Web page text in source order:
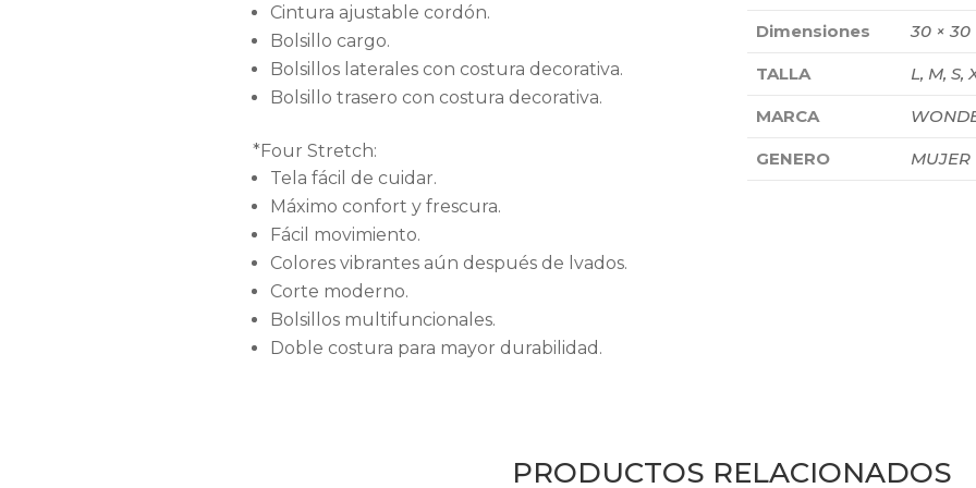
Cintura ajustable cordón.
Bolsillo cargo.
Bolsillos laterales con costura decorativa.
Bolsillo trasero con costura decorativa.
*Four Stretch:
Tela fácil de cuidar.
Máximo confort y frescura.
Fácil movimiento.
Colores vibrantes aún después de lvados.
Corte moderno.
Bolsillos multifuncionales.
Doble costura para mayor durabilidad.
Dimensiones 30 × 30
TALLA L, M, S,
MARCA
GENERO MUJER
PRODUCTOS RELACIONADOS